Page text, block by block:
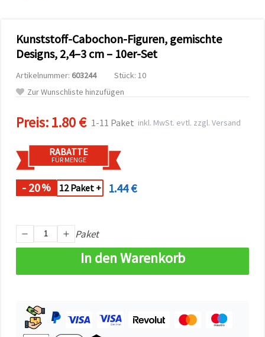
Unterstützung
Partner für
und
Sie können
Cookies
akzeptieren,
oder Ihre
Auswahl in
individuell
festlegen.
jederzeit
ändern
oder
Alle
Kunststoff-Cabochon-Figuren, gemischte
Designs, 2,4–3 cm – 10er-Set
Artikelnummer: 603244
Stück: 10
Zur Wunschliste hinzufügen
Preis:1.80 € 1-11 Paket inkl. MwSt. evtl. zzgl. Versand
RABATTE
FÜR MENGE
- 20% 12 Paket + 1.44 €
Paket
In den Warenkorb